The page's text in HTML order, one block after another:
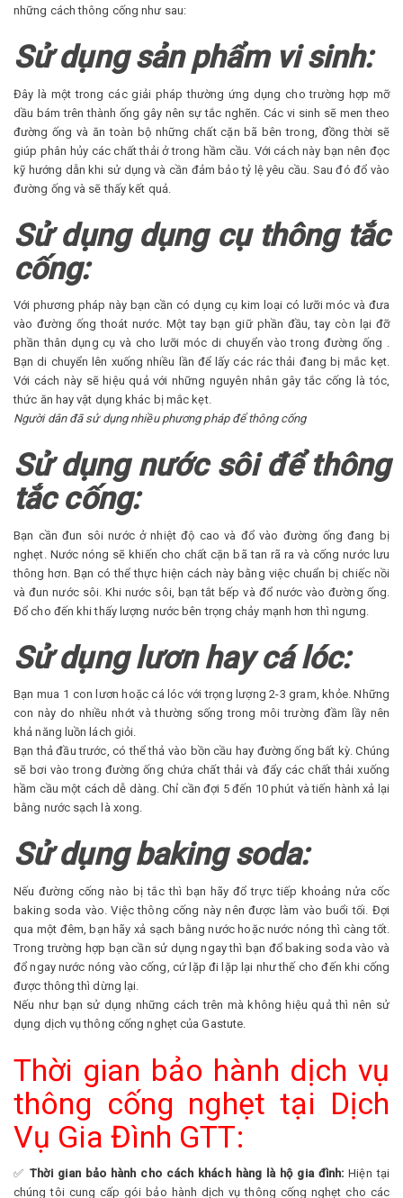
những cách thông cống như sau:
Sử dụng sản phẩm vi sinh:
Đây là một trong các giải pháp thường ứng dụng cho trường hợp mỡ
dầu bám trên thành ống gây nên sự tắc nghẽn. Các vi sinh sẽ men theo
đường ống và ăn toàn bộ những chất cặn bã bên trong, đồng thời sẽ
giúp phân hủy các chất thải ở trong hầm cầu. Với cách này bạn nên đọc
kỹ hướng dẫn khi sử dụng và cần đảm bảo tỷ lệ yêu cầu. Sau đó đổ vào
đường ống và sẽ thấy kết quả.
Sử dụng dụng cụ thông tắc
cống:
Với phương pháp này bạn cần có dụng cụ kim loại có lưỡi móc và đưa
vào đường ống thoát nước. Một tay bạn giữ phần đầu, tay còn lại đỡ
phần thân dụng cụ và cho lưỡi móc di chuyển vào trong đường ống .
Bạn di chuyển lên xuống nhiều lần để lấy các rác thải đang bị mắc kẹt.
Với cách này sẽ hiệu quả với những nguyên nhân gây tắc cống là tóc,
thức ăn hay vật dụng khác bị mắc kẹt.
Người dân đã sử dụng nhiều phương pháp để thông cống
Sử dụng nước sôi để thông
tắc cống:
Bạn cần đun sôi nước ở nhiệt độ cao và đổ vào đường ống đang bị
nghẹt. Nước nóng sẽ khiến cho chất cặn bã tan rã ra và cống nước lưu
thông hơn. Bạn có thể thực hiện cách này bằng việc chuẩn bị chiếc nồi
và đun nước sôi. Khi nước sôi, bạn tắt bếp và đổ nước vào đường ống.
Đổ cho đến khi thấy lượng nước bên trọng chảy mạnh hơn thì ngưng.
Sử dụng lươn hay cá lóc:
Bạn mua 1 con lươn hoặc cá lóc với trọng lượng 2-3 gram, khỏe. Những
con này do nhiều nhớt và thường sống trong môi trường đầm lầy nên
khả năng luồn lách giỏi.
Bạn thả đầu trước, có thể thả vào bồn cầu hay đường ống bất kỳ. Chúng
sẽ bơi vào trong đường ống chứa chất thải và đẩy các chất thải xuống
hầm cầu một cách dễ dàng. Chỉ cần đợi 5 đến 10 phút và tiến hành xả lại
bằng nước sạch là xong.
Sử dụng baking soda:
Nếu đường cống nào bị tắc thì bạn hãy đổ trực tiếp khoảng nửa cốc
baking soda vào. Việc thông cống này nên được làm vào buổi tối. Đợi
qua một đêm, bạn hãy xả sạch bằng nước hoặc nước nóng thì càng tốt.
Trong trường hợp bạn cần sử dụng ngay thì bạn đổ baking soda vào và
đổ ngay nước nóng vào cống, cứ lặp đi lặp lại như thế cho đến khi cống
được thông thì dừng lại.
Nếu như bạn sử dụng những cách trên mà không hiệu quả thì nên sử
dụng dịch vụ thông cống nghẹt của Gastute.
Thời gian bảo hành dịch vụ
thông cống nghẹt tại Dịch
Vụ Gia Đình GTT:
✅ Thời gian bảo hành cho cách khách hàng là hộ gia đình: Hiện tại
chúng tôi cung cấp gói bảo hành dịch vụ thông cống nghẹt cho các